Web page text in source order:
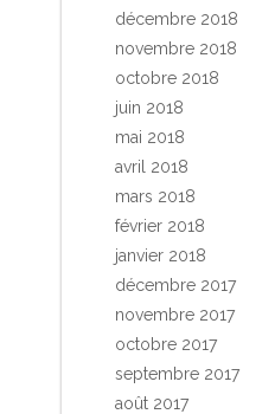
décembre 2018
novembre 2018
octobre 2018
juin 2018
mai 2018
avril 2018
mars 2018
février 2018
janvier 2018
décembre 2017
novembre 2017
octobre 2017
septembre 2017
août 2017